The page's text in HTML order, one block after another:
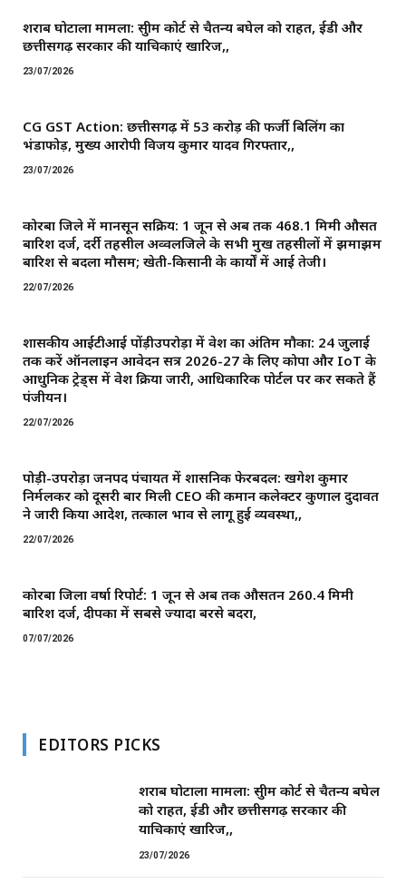
शराब घोटाला मामला: सुप्रीम कोर्ट से चैतन्य बघेल को राहत, ईडी और
छत्तीसगढ़ सरकार की याचिकाएं खारिज,,
23/07/2026
CG GST Action: छत्तीसगढ़ में 53 करोड़ की फर्जी बिलिंग का
भंडाफोड़, मुख्य आरोपी विजय कुमार यादव गिरफ्तार,,
23/07/2026
कोरबा जिले में मानसून सक्रिय: 1 जून से अब तक 468.1 मिमी औसत
बारिश दर्ज, दर्री तहसील अव्वलजिले के सभी प्रमुख तहसीलों में झमाझम
बारिश से बदला मौसम; खेती-किसानी के कार्यों में आई तेजी।
22/07/2026
शासकीय आईटीआई पोंड़ीउपरोड़ा में प्रवेश का अंतिम मौका: 24 जुलाई
तक करें ऑनलाइन आवेदन सत्र 2026-27 के लिए कोपा और IoT के
आधुनिक ट्रेड्स में प्रवेश प्रक्रिया जारी, आधिकारिक पोर्टल पर कर सकते हैं
पंजीयन।
22/07/2026
पोड़ी-उपरोड़ा जनपद पंचायत में प्रशासनिक फेरबदल: खगेश कुमार
निर्मलकर को दूसरी बार मिली CEO की कमान ​कलेक्टर कुणाल दुदावत
ने जारी किया आदेश, तत्काल प्रभाव से लागू हुई व्यवस्था,,
22/07/2026
कोरबा जिला वर्षा रिपोर्ट: 1 जून से अब तक औसतन 260.4 मिमी
बारिश दर्ज, दीपका में सबसे ज्यादा बरसे बदरा,
07/07/2026
EDITORS PICKS
शराब घोटाला मामला: सुप्रीम कोर्ट से चैतन्य बघेल
को राहत, ईडी और छत्तीसगढ़ सरकार की
याचिकाएं खारिज,,
23/07/2026